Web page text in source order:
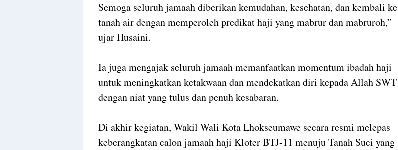
Semoga seluruh jamaah diberikan kemudahan, kesehatan, dan kembali ke
tanah air dengan memperoleh predikat haji yang mabrur dan mabruroh,”
ujar Husaini.
Ia juga mengajak seluruh jamaah memanfaatkan momentum ibadah haji
untuk meningkatkan ketakwaan dan mendekatkan diri kepada Allah SWT
dengan niat yang tulus dan penuh kesabaran.
Di akhir kegiatan, Wakil Wali Kota Lhokseumawe secara resmi melepas
keberangkatan calon jamaah haji Kloter BTJ-11 menuju Tanah Suci yang